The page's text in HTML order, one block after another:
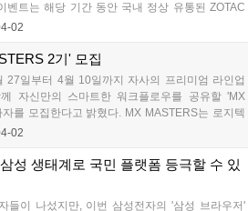
벤트는 해당 기간 동안 국내 정상 유통된 ZOTAC
50 시리즈 그래픽카드 구매자 대상으로 진행되
. 경품으로는 ZOTAC GAMING 캐릭터 콜라보레
다....
02
2기' 모집
27일부터 4월 10일까지 자사의 프리미엄 라인업
자신만의 스마트한 워크플로우를 공유할 'MX
를 모집한다고 밝혔다. MX MASTERS는 로지텍
인 'MX Community'를 기반으로, 사용자의 작업 방
월간 SNS 채널과 연계된 월별 미션 및 콘텐츠 제
며, 자신의 업무 환경과 키보드·마우스 세팅, 생산
시리즈 활용 경험을 공유하게 된다....
02
성 생태계로 국민 플랫폼 등극할 수 있
들이 나섰지만, 이번 삼성전자의 '삼성 브라우저'